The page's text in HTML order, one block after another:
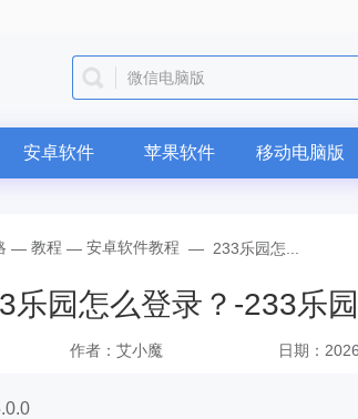
微信电脑版
安卓软件 苹果软件 移动电脑版
— 教程 — 安卓软件教程 — 233乐园怎...
乐园怎么登录？-233乐
作者：艾小魔 日期：